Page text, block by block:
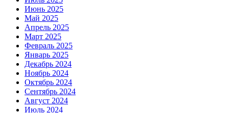
Июнь 2025
Май 2025
Апрель 2025
Март 2025
Февраль 2025
Январь 2025
Декабрь 2024
Ноябрь 2024
Октябрь 2024
Сентябрь 2024
Август 2024
Июль 2024